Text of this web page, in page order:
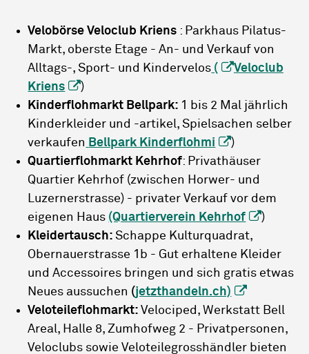
Velobörse Veloclub Kriens : Parkhaus Pilatus-
Markt, oberste Etage -An- und Verkauf von
Alltags-, Sport- und Kindervelos (
Veloclub
Kriens
)
Kinderflohmarkt Bellpark: 1 bis 2 Mal jährlich
Kinderkleider und -artikel, Spielsachen selber
verkaufen Bellpark Kinderflohmi
)
Quartierflohmarkt Kehrhof: Privathäuser
Quartier Kehrhof (zwischen Horwer- und
Luzernerstrasse) - privater Verkauf vor dem
eigenen Haus (Quartierverein Kehrhof
)
Kleidertausch:Schappe Kulturquadrat,
Obernauerstrasse 1b - Gut erhaltene Kleider
und Accessoires bringen und sich gratis etwas
Neues aussuchen (jetzthandeln.ch)
Veloteileflohmarkt:Velociped, Werkstatt Bell
Areal, Halle 8, Zumhofweg 2 - Privatpersonen,
Veloclubs sowie Veloteilegrosshändler bieten